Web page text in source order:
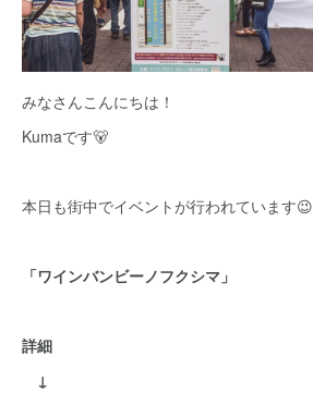
みなさんこんにちは！
Kumaです🐻
本日も街中でイベントが行われています😉
「ワインバンビーノフクシマ」
詳細
↓